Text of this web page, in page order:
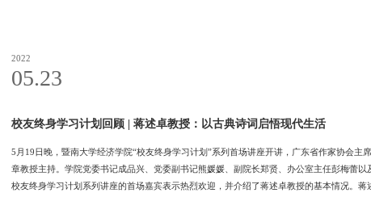
2022
05.23
校友终身学习计划回顾 | 蒋述卓教授：以古典诗词启悟现代生活
5月19日晚，暨南大学经济学院“校友终身学习计划”系列首场讲座开讲，广东省作家协会
章教授主持。学院党委书记成品兴、党委副书记熊媛媛、副院长郑贤、办公室主任彭梅蕾
校友终身学习计划系列讲座的首场嘉宾表示热烈欢迎，并介绍了蒋述卓教授的基本情况。